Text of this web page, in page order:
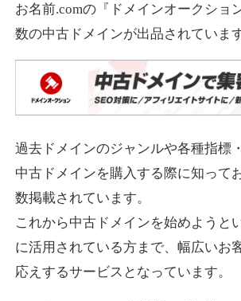
お名前.comの『ドメインオークショ
数の中古ドメインが出品されています
過去ドメインのジャンルや各種指標
中古ドメインを購入する際に知って
数掲載されています。
これから中古ドメインを始めようと
に活用されている方まで、幅広いお
応えするサービスとなっています。